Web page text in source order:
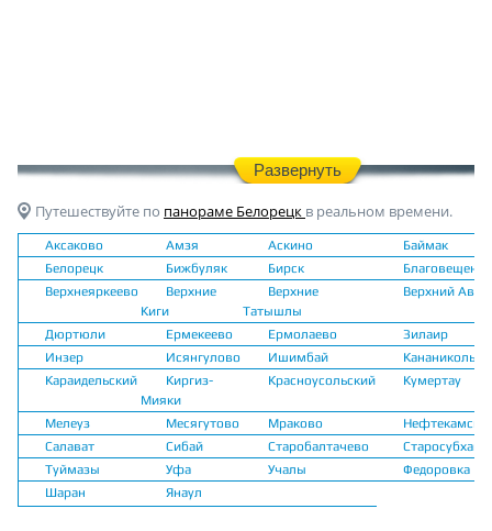
Развернуть
Путешествуйте по панораме Белорецк в реальном времени.
Аксаково Амзя Аскино
Баймак
Белорецк
Бижбуляк Бирск
Благовещенск
Верхнеяркеево
Верхние
Киги
Верхние
Татышлы
Верхний
Дюртюли Ермекеево Ермолаево
Зилаир
Инзер
Исянгулово Ишимбай
Караидельский
Киргиз-
Мияки
Красноусольский Кумертау
Мелеуз Месягутово Мраково
Нефтекамск
Салават
Сибай Старобалтачево
Туймазы
Уфа Учалы
Федоровка
Шаран
Янаул